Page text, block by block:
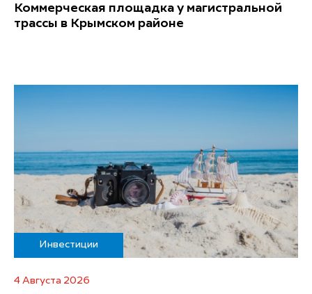
Коммерческая площадка у магистральной
трассы в Крымском районе
Инвестиции
4 Августа 2026